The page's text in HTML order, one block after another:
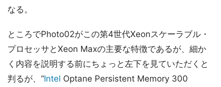
なる。
ところでPhoto02がこの第4世代Xeonスケーラブル・
プロセッサとXeon Maxの主要な特徴であるが、細か
く内容を説明する前にちょっと左下を見ていただくと
判るが、“Intel Optane Persistent Memory 300